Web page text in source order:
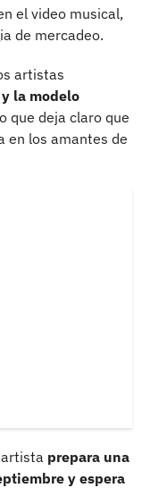
el video musical,
de mercadeo.
artistas
la modelo
que deja claro que
en los amantes de
prepara una
y espera